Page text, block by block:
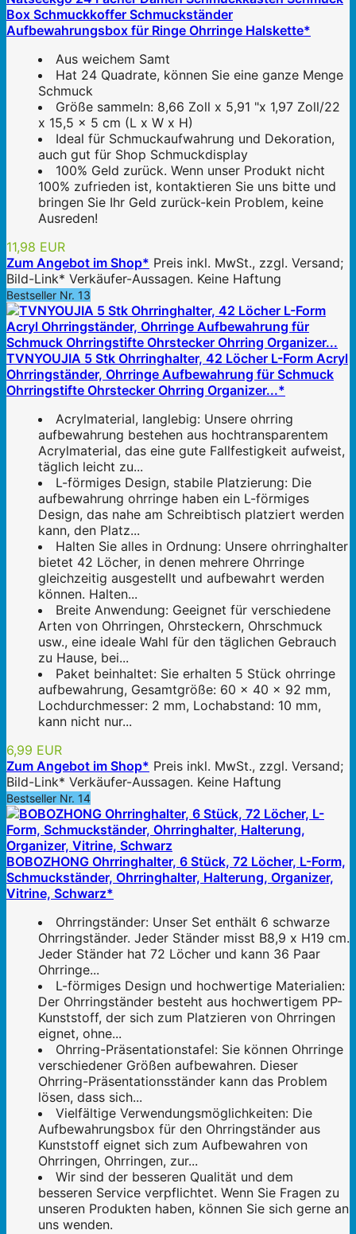
Box Schmuckkoffer Schmuckständer
Aufbewahrungsbox für Ringe Ohrringe Halskette*
Aus weichem Samt
Hat 24 Quadrate, können Sie eine ganze Menge
Schmuck
Größe sammeln: 8,66 Zoll x 5,91 "x 1,97 Zoll/22
x 15,5 x 5 cm (L x W x H)
Ideal für Schmuckaufwahrung und Dekoration,
auch gut für Shop Schmuckdisplay
100% Geld zurück. Wenn unser Produkt nicht
100% zufrieden ist, kontaktieren Sie uns bitte und
bringen Sie Ihr Geld zurück-kein Problem, keine
Ausreden!
11,98 EUR
Zum Angebot im Shop* Preis inkl. MwSt., zzgl. Versand;
Bild-Link* Verkäufer-Aussagen. Keine Haftung
Bestseller Nr. 13
TVNYOUJIA 5 Stk Ohrringhalter, 42 Löcher L-Form Acryl
Ohrringständer, Ohrringe Aufbewahrung für Schmuck
Ohrringstifte Ohrstecker Ohrring Organizer...*
Acrylmaterial, langlebig: Unsere ohrring
aufbewahrung bestehen aus hochtransparentem
Acrylmaterial, das eine gute Fallfestigkeit aufweist,
täglich leicht zu...
L-förmiges Design, stabile Platzierung: Die
aufbewahrung ohrringe haben ein L-förmiges
Design, das nahe am Schreibtisch platziert werden
kann, den Platz...
Halten Sie alles in Ordnung: Unsere ohrringhalter
bietet 42 Löcher, in denen mehrere Ohrringe
gleichzeitig ausgestellt und aufbewahrt werden
können. Halten...
Breite Anwendung: Geeignet für verschiedene
Arten von Ohrringen, Ohrsteckern, Ohrschmuck
usw., eine ideale Wahl für den täglichen Gebrauch
zu Hause, bei...
Paket beinhaltet: Sie erhalten 5 Stück ohrringe
aufbewahrung, Gesamtgröße: 60 x 40 x 92 mm,
Lochdurchmesser: 2 mm, Lochabstand: 10 mm,
kann nicht nur...
6,99 EUR
Zum Angebot im Shop* Preis inkl. MwSt., zzgl. Versand;
Bild-Link* Verkäufer-Aussagen. Keine Haftung
Bestseller Nr. 14
BOBOZHONG Ohrringhalter, 6 Stück, 72 Löcher, L-Form,
Schmuckständer, Ohrringhalter, Halterung, Organizer,
Vitrine, Schwarz*
Ohrringständer: Unser Set enthält 6 schwarze
Ohrringständer. Jeder Ständer misst B8,9 x H19 cm.
Jeder Ständer hat 72 Löcher und kann 36 Paar
Ohrringe...
L-förmiges Design und hochwertige Materialien:
Der Ohrringständer besteht aus hochwertigem PP-
Kunststoff, der sich zum Platzieren von Ohrringen
eignet, ohne...
Ohrring-Präsentationstafel: Sie können Ohrringe
verschiedener Größen aufbewahren. Dieser
Ohrring-Präsentationsständer kann das Problem
lösen, dass sich...
Vielfältige Verwendungsmöglichkeiten: Die
Aufbewahrungsbox für den Ohrringständer aus
Kunststoff eignet sich zum Aufbewahren von
Ohrringen, Ohrringen, zur...
Wir sind der besseren Qualität und dem
besseren Service verpflichtet. Wenn Sie Fragen zu
unseren Produkten haben, können Sie sich gerne an
uns wenden.